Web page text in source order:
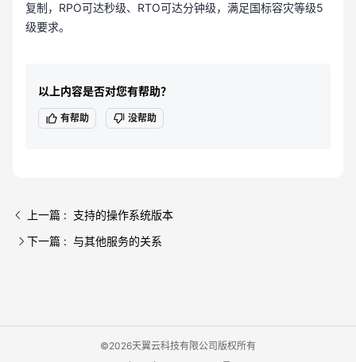
复制，RPO可达秒级、RTO可达分钟级，满足国标容灾等级5
级要求。
以上内容是否对您有帮助？
有帮助 没帮助
上一篇 : 支持的操作系统版本
下一篇 : 与其他服务的关系
©2026天翼云科技有限公司版权所有